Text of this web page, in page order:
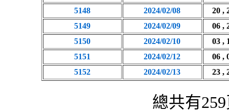
5148
2024/02/08
20 ,
5149
2024/02/09
06 ,
5150
2024/02/10
03 ,
5151
2024/02/12
06 ,
5152
2024/02/13 23 ,
總共有